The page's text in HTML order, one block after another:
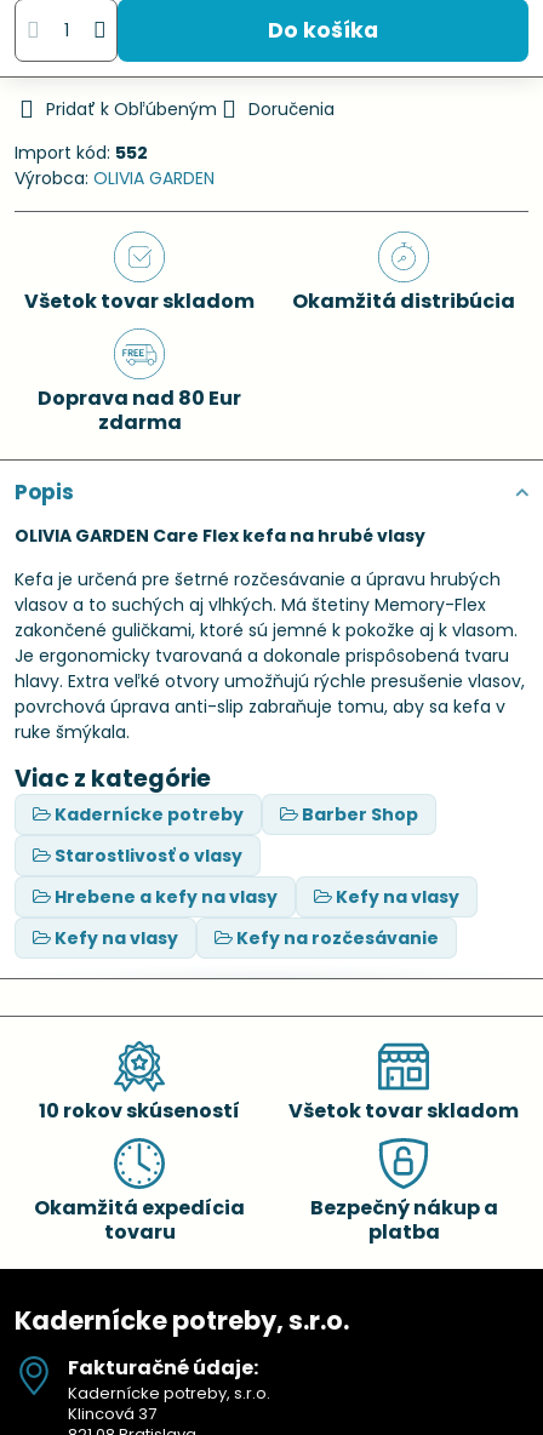
Do košíka
Pridať k Obľúbeným
Doručenia
Import kód: 552
Výrobca: OLIVIA GARDEN
Všetok tovar skladom Okamžitá distribúcia
Doprava nad 80 Eur
zdarma
Popis
OLIVIA GARDEN Care Flex kefa na hrubé vlasy
Kefa je určená pre šetrné rozčesávanie a úpravu hrubých
vlasov a to suchých aj vlhkých. Má štetiny Memory-Flex
zakončené guličkami, ktoré sú jemné k pokožke aj k vlasom.
Je ergonomicky tvarovaná a dokonale prispôsobená tvaru
hlavy. Extra veľké otvory umožňujú rýchle presušenie vlasov,
povrchová úprava anti-slip zabraňuje tomu, aby sa kefa v
ruke šmýkala.
Viac z kategórie
Kadernícke potreby
Barber Shop
Starostlivosť o vlasy
Hrebene a kefy na vlasy
Kefy na vlasy
Kefy na vlasy
Kefy na rozčesávanie
10 rokov skúseností Všetok tovar skladom
Okamžitá expedícia
tovaru
Bezpečný nákup a
platba
Kadernícke potreby, s.r.o.
Fakturačné údaje:
Kadernícke potreby, s.r.o.
Klincová 37